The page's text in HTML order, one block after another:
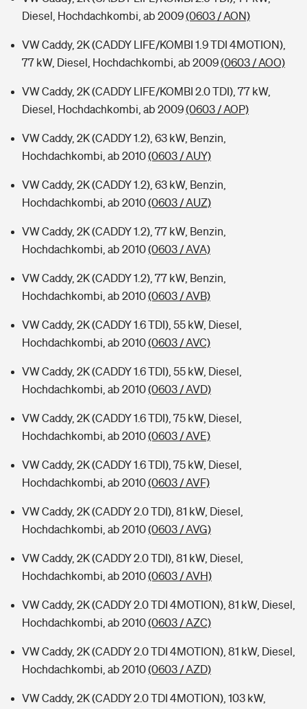
Diesel, Hochdachkombi, ab 2009(0603 / AON)
VW Caddy, 2K (CADDY LIFE/KOMBI 1.9 TDI 4MOTION),
77 kW, Diesel, Hochdachkombi, ab 2009(0603 / AOO)
VW Caddy, 2K (CADDY LIFE/KOMBI 2.0 TDI), 77 kW,
Diesel, Hochdachkombi, ab 2009(0603 / AOP)
VW Caddy, 2K (CADDY 1.2), 63 kW, Benzin,
Hochdachkombi, ab 2010(0603 / AUY)
VW Caddy, 2K (CADDY 1.2), 63 kW, Benzin,
Hochdachkombi, ab 2010(0603 / AUZ)
VW Caddy, 2K (CADDY 1.2), 77 kW, Benzin,
Hochdachkombi, ab 2010(0603 / AVA)
VW Caddy, 2K (CADDY 1.2), 77 kW, Benzin,
Hochdachkombi, ab 2010(0603 / AVB)
VW Caddy, 2K (CADDY 1.6 TDI), 55 kW, Diesel,
Hochdachkombi, ab 2010(0603 / AVC)
VW Caddy, 2K (CADDY 1.6 TDI), 55 kW, Diesel,
Hochdachkombi, ab 2010(0603 / AVD)
VW Caddy, 2K (CADDY 1.6 TDI), 75 kW, Diesel,
Hochdachkombi, ab 2010(0603 / AVE)
VW Caddy, 2K (CADDY 1.6 TDI), 75 kW, Diesel,
Hochdachkombi, ab 2010(0603 / AVF)
VW Caddy, 2K (CADDY 2.0 TDI), 81 kW, Diesel,
Hochdachkombi, ab 2010(0603 / AVG)
VW Caddy, 2K (CADDY 2.0 TDI), 81 kW, Diesel,
Hochdachkombi, ab 2010(0603 / AVH)
VW Caddy, 2K (CADDY 2.0 TDI 4MOTION), 81 kW, Diesel,
Hochdachkombi, ab 2010(0603 / AZC)
VW Caddy, 2K (CADDY 2.0 TDI 4MOTION), 81 kW, Diesel,
Hochdachkombi, ab 2010(0603 / AZD)
VW Caddy, 2K (CADDY 2.0 TDI 4MOTION), 103 kW,